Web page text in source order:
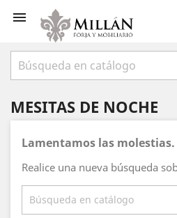

MESITAS DE NOCHE
Lamentamos las molestias.
Realice una nueva búsqueda